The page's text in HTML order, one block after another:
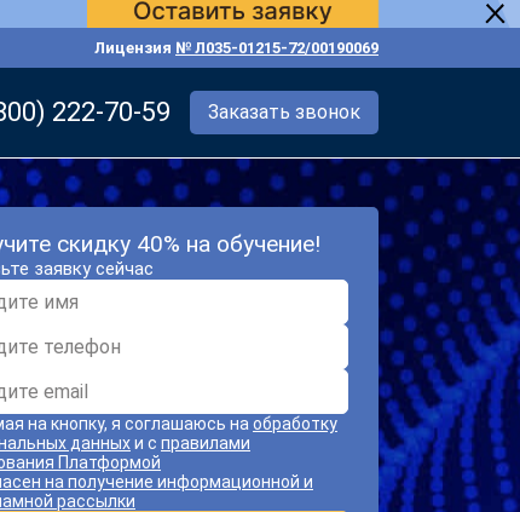
Лицензия № Л035-01215-72/00190069
222-70-59 Заказать звонок
скидку 40% на обучение!
заявку сейчас
на кнопку, я соглашаюсь на обработку
данныхи с правилами
Платформой
на получение информационной и
рассылки